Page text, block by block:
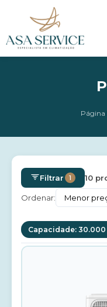
Página
Filtrar 1 10
Ordenar:
Capacidade: